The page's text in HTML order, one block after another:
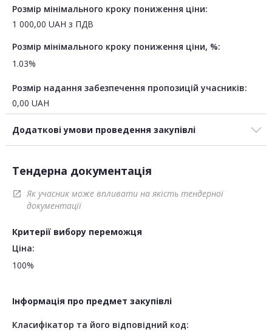
Розмір мінімального кроку пониження ціни:
1 000,00 UAH з ПДВ
Розмір мінімального кроку пониження ціни, %:
1.03%
Розмір надання забезпечення пропозицій учасників:
0,00 UAH
Додаткові умови проведення закупівлі
Тендерна документація
open_in_new
Як учасник може впливати на якість тендерної
документації
Критерії вибору переможця
Ціна:
100%
Інформація про предмет закупівлі
Класифікатор та його відповідний код: